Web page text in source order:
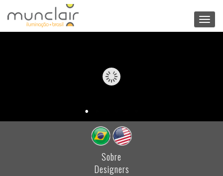
Sobre
Designers